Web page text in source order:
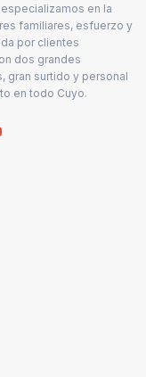
en la
familiares, esfuerzo y
por clientes
dos grandes
gran surtido y personal
en todo Cuyo.